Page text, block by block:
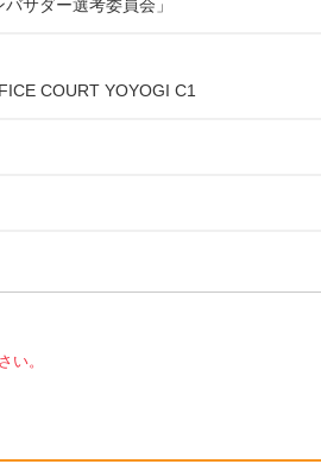
バサダー選考委員会」
COURT YOYOGI C1
い。